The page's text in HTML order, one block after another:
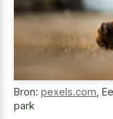
Bron: pexels.com
park